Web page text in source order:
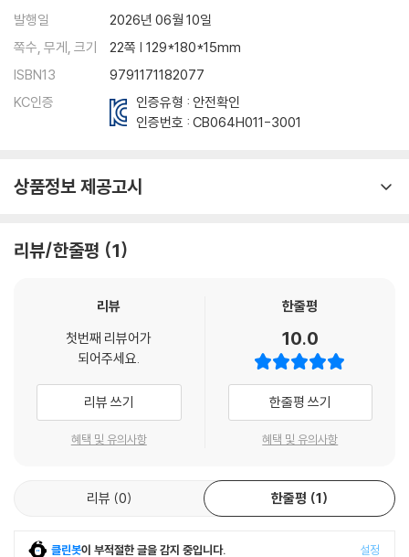
발행일
2026년 06월 10일
쪽수, 무게, 크기
22쪽 | 129*180*15mm
ISBN13
9791171182077
KC인증
인증유형 : 안전확인
인증번호 :CB064H011-3001
상품정보 제공고시
리뷰/한줄평 1
리뷰
첫번째 리뷰어가
되어주세요.
리뷰 쓰기
혜택 및 유의사항
한줄평
10.0
한줄평 쓰기
혜택 및 유의사항
리뷰 0 한줄평 1
클린봇이 부적절한 글을 감지 중입니다. 설정